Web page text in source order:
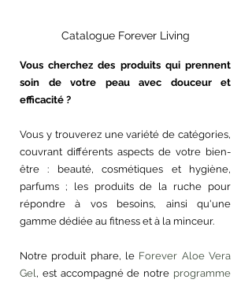
Catalogue Forever Living
Vous cherchez des produits qui prennent
soin de votre peau avec douceur et
efficacité ?
Vous y trouverez une variété de catégories,
couvrant différents aspects de votre bien-
être : beauté, cosmétiques et hygiène,
parfums ; les produits de la ruche pour
répondre à vos besoins, ainsi qu'une
gamme dédiée au fitness et à la minceur.
Notre produit phare, le Forever Aloe Vera
Gel, est accompagné de notre programme